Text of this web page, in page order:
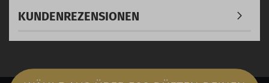
KUNDENREZENSIONEN